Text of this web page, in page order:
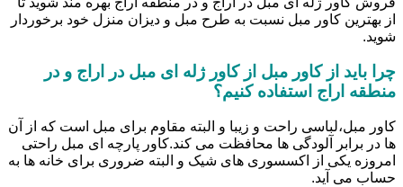
از بهترین کاور مبل نسبت به طرح مبل و دیزان منزل خود برخوردار
شوید.
چرا باید از کاور مبل از کاور ژله ای مبل در اراج و در
منطقه اراج استفاده کنیم؟
کاور مبل،لباسی راحت و زیبا و البته مقاوم برای مبل است که از آن
ها در برابر آلودگی ها محافظت می کند.کاور پارچه ای مبل راحتی
امروزه یکی از اکسسوری های شیک و البته ضروری برای خانه ها به
حساب می آید.